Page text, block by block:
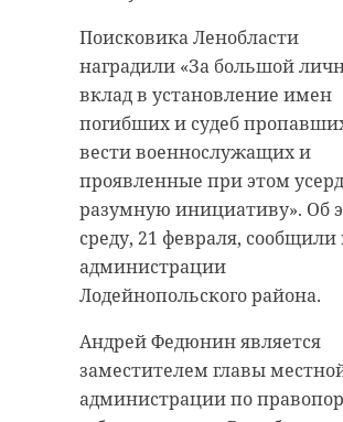
Поисковика Ленобласти
наградили «За большой
вклад в установление имен
погибших и судеб
вести военнослужащих и
проявленные при этом
разумную инициативу». Об
среду, 21 февраля, сообщили
администрации
Лодейнопольского района.
Андрей Федюнин является
заместителем главы
администрации по
лесов относится к ценным.
Несмотря на это Шадаев
организовал незаконную
леса для организации
и установки оборудования для
стендовой стрельбы.
Нанесенный ущерб оценили
079 890 рублей. В суде депутат
свою вину не признал,
определенных действий. Суд
избрал заключение под
19 апреля 2024 года.